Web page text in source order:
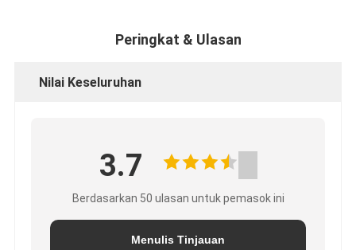
Peringkat & Ulasan
Nilai Keseluruhan
3.7
Berdasarkan 50 ulasan untuk pemasok ini
Menulis Tinjauan